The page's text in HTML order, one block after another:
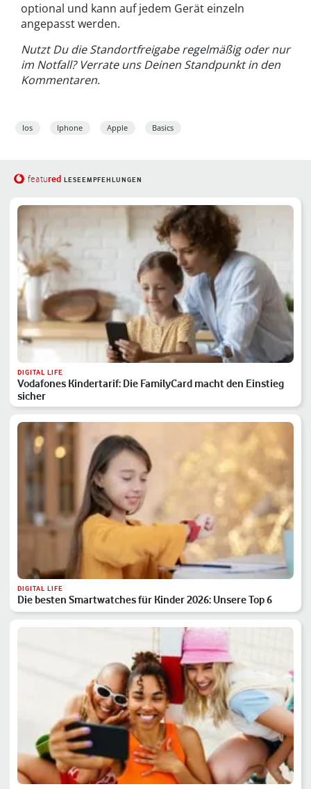
optional und kann auf jedem Gerät einzeln
angepasst werden.
Nutzt Du die Standortfreigabe regelmäßig oder nur
im Notfall? Verrate uns Deinen Standpunkt in den
Kommentaren.
Ios Iphone Apple Basics
featured LESEEMPFEHLUNGEN
DIGITAL LIFE
Vodafones Kindertarif: Die FamilyCard macht den Einstieg
sicher
DIGITAL LIFE
Die besten Smartwatches für Kinder 2026: Unsere Top 6